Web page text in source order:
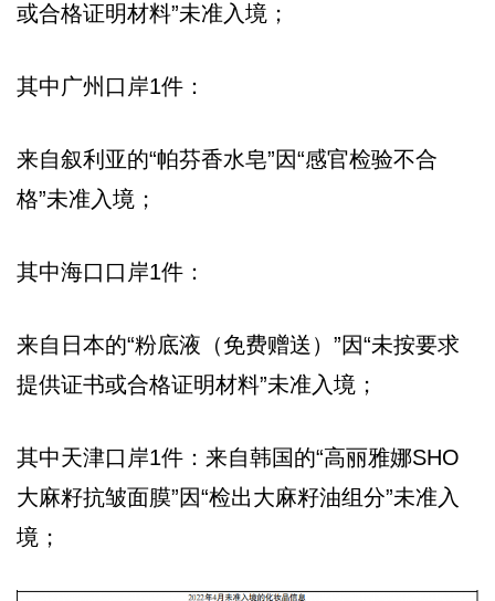
或合格证明材料”未准入境；
其中广州口岸1件：
来自叙利亚的“帕芬香水皂”因“感官检验不合
格”未准入境；
其中海口口岸1件：
来自日本的“粉底液（免费赠送）”因“未按要求
提供证书或合格证明材料”未准入境；
其中天津口岸1件：来自韩国的“高丽雅娜SHO
大麻籽抗皱面膜”因“检出大麻籽油组分”未准入
境；